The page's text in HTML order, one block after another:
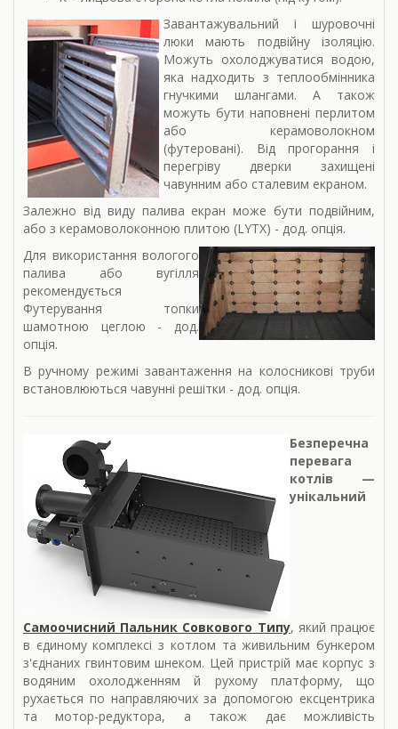
Завантажувальний і шуровочні
люки мають подвійну ізоляцію.
Можуть охолоджуватися водою,
яка надходить з теплообмінника
гнучкими шлангами. А також
можуть бути наповнені перлитом
або керамоволокном
(футеровані). Від прогорання і
перегріву дверки захищені
чавунним або сталевим екраном.
Залежно від виду палива екран може бути подвійним,
або з керамоволоконною плитою (LYTX) - дод. опція.
Для використання вологого
палива або вугілля
рекомендується
Футерування топки
шамотною цеглою - дод.
опція.
В ручному режимі завантаження на колосникові труби
встановлюються чавунні решітки - дод. опція.
Безперечна
перевага
котлів —
унікальний
Самоочисний Пальник Совкового Типу, який працює
в єдиному комплексі з котлом та живильним бункером
з'єднаних гвинтовим шнеком. Цей пристрій має корпус з
водяним охолодженням й рухому платформу, що
рухається по направляючих за допомогою ексцентрика
та мотор-редуктора, а також дає можливість